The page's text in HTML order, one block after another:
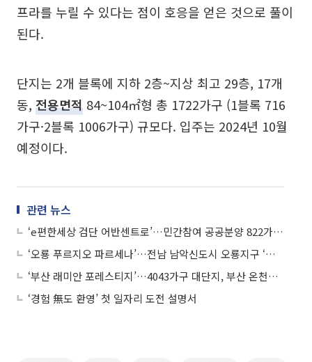
프라를 누릴 수 있다는 점이 호응을 얻은 것으로 풀이
된다.
단지는 2개 블록에 지하 2층~지상 최고 29층, 17개
동, 전용면적 84~104㎡형 총 1722가구 (1블록 716
가구·2블록 1006가구) 규모다. 입주는 2024년 10월
예정이다.
관련 뉴스
‘e편한세상 검단 어반센트로’…민간참여 공공분양 822가구, 85% 특별공급
‘오룡 푸르지오 파르세나’…전남 남악신도시 오룡지구 ‘교육특화’ 아파트
‘부산 래미안 포레스티지’…4043가구 대단지, 부산 온천장역 도보 이용
‘경험 無도 환영’ 첫 일자리 도전 설명서